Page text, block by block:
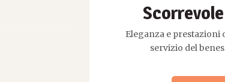
Eleganza e prestazioni
servizio del